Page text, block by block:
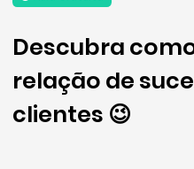
Descubra
relação de
clientes 😉